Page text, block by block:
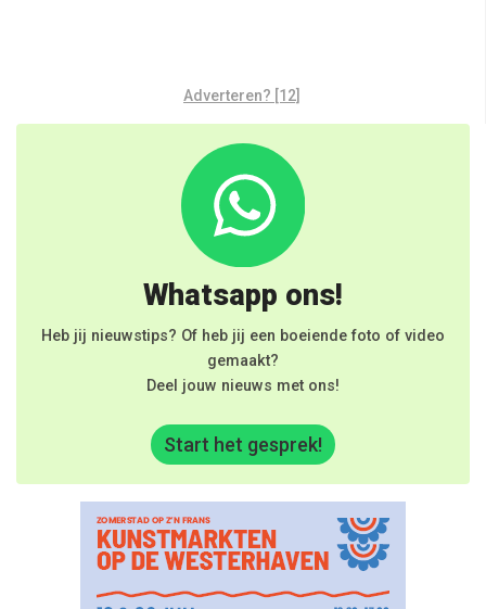
Adverteren? [12]
Whatsapp ons!
Heb jij nieuwstips? Of heb jij een boeiende foto of video
gemaakt?
Deel jouw nieuws met ons!
Start het gesprek!